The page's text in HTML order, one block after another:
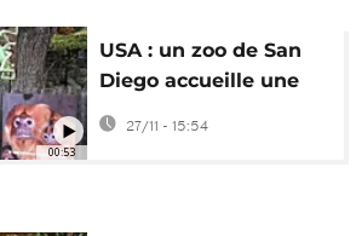
00:53
USA : un zoo de San
Diego accueille une
nouvelle portée de
fossas
27/11 - 15:54